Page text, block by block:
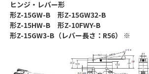
ヒンジ・レバー形
形Z-15GW-B 形Z-15GW32-B
形Z-15HW-B 形Z-10FWY-B
形Z-15GW3-B（レバー長さ：R56） ※